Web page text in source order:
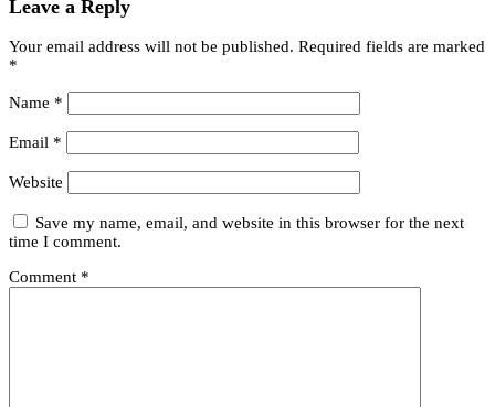
Leave a Reply
Your email address will not be published. Required fields are marked
*
Name *
Email *
Website
Save my name, email, and website in this browser for the next
time I comment.
Comment *